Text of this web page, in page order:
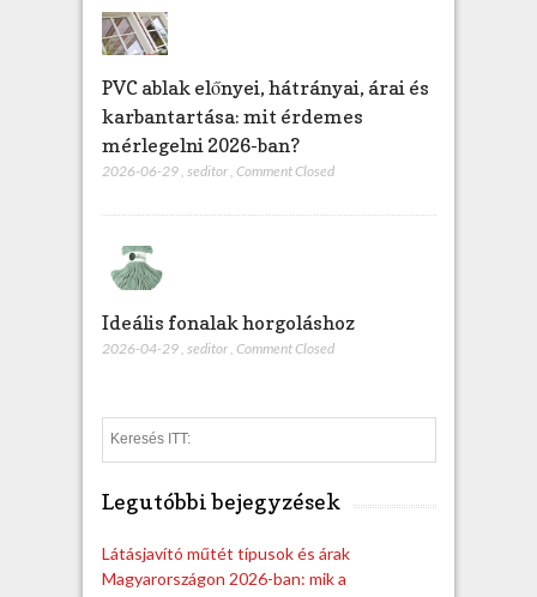
PVC ablak előnyei, hátrányai, árai és
karbantartása: mit érdemes
mérlegelni 2026-ban?
2026-06-29, seditor, Comment Closed
Ideális fonalak horgoláshoz
2026-04-29 seditor Comment Closed
e
Legutóbbi bejegyzések
Látásjavító műtét típusok és árak
Magyarországon 2026-ban: mik a